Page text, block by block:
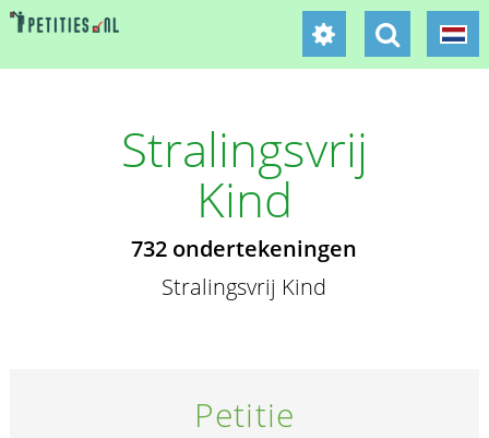
Stralingsvrij
Kind
732 ondertekeningen
Stralingsvrij Kind
Petitie